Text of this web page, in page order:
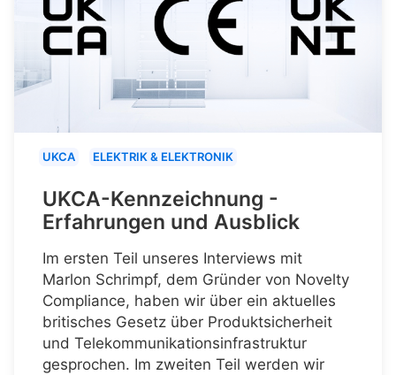
UKCA ELEKTRIK & ELEKTRONIK
UKCA-Kennzeichnung -
Erfahrungen und Ausblick
Im ersten Teil unseres Interviews mit
Marlon Schrimpf, dem Gründer von Novelty
Compliance, haben wir über ein aktuelles
britisches Gesetz über Produktsicherheit
und Telekommunikationsinfrastruktur
gesprochen. Im zweiten Teil werden wir